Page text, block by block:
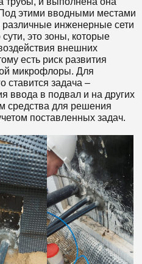
этими вводными местами
различные инженерные сети
это зоны, которые
внешних
есть риск развития
микрофлоры. Для
ставится задача –
ввода в подвал и на других
средства для решения
поставленных задач.